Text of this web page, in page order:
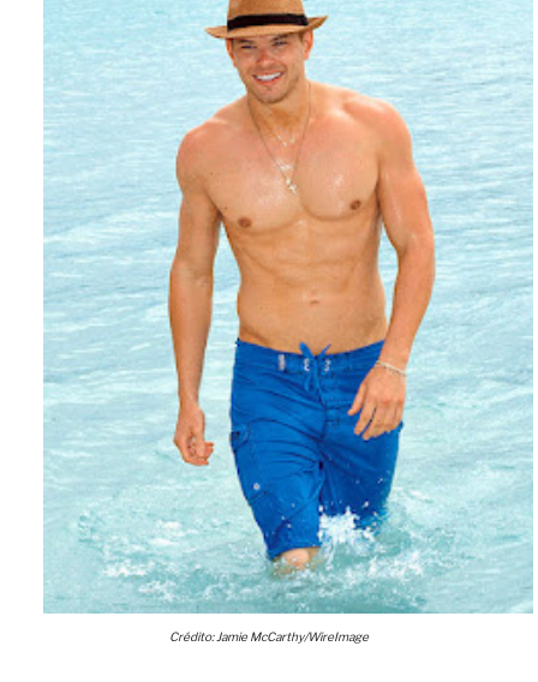
Crédito: Jamie McCarthy/WireImage